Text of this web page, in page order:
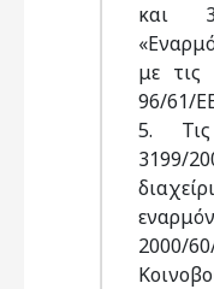
και
με τις
96/61/
5.
3199/
2000/